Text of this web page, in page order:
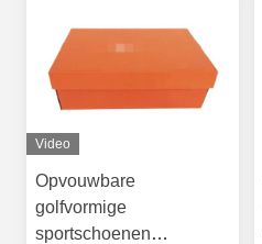
Video
Opvouwbare
golfvormige
sportschoenen